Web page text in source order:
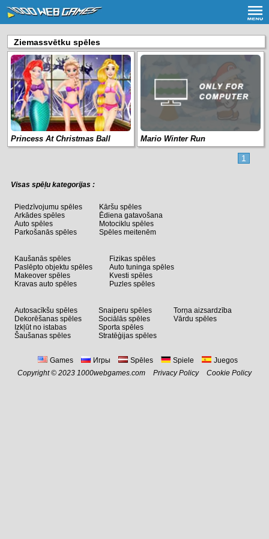
Ziemassvētku spēles
Princess At Christmas Ball Mario Winter Run
1
Visas spēļu kategorijas :
Piedzīvojumu spēles
Arkādes spēles
Auto spēles
Parkošanās spēles
Kāršu spēles
Ēdiena gatavošana
Motociklu spēles
Spēles meitenēm
Kaušanās spēles
Paslēpto objektu spēles
Makeover spēles
Kravas auto spēles
Fizikas spēles
Auto tuninga spēles
Kvesti spēles
Puzles spēles
Autosacīkšu spēles
Dekorēšanas spēles
Izkļūt no istabas
Šaušanas spēles
Snaiperu spēles
Sociālās spēles
Sporta spēles
Stratēģijas spēles
Torņa aizsardzība
Vārdu spēles
Games Игры Spēles Spiele
Juegos
Copyright © 2023 1000webgames.com
Privacy Policy Cookie Policy